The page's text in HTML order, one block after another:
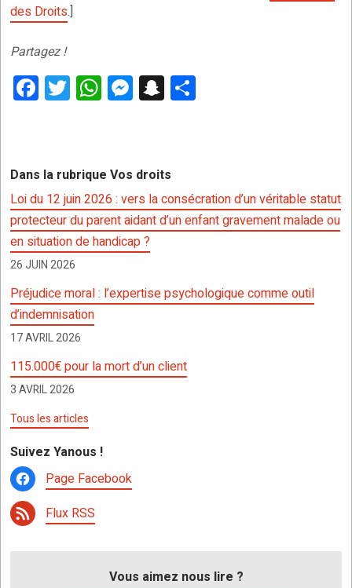
des Droits.]
Partagez !
F
a
b
o
o
k
T
wi
er
W
h
s
A
p
p
M
es
n
g
er
S
n
p
c
h
at
er
Dans la rubrique Vos droits
Loi du 12 juin 2026 : vers la consécration d’un véritable statut
protecteur du parent aidant d’un enfant gravement malade ou
en situation de handicap ?
26 JUIN 2026
Préjudice moral : l’expertise psychologique comme outil
d’indemnisation
17 AVRIL 2026
115.000€ pour la mort d’un client
3 AVRIL 2026
Tous les articles
Suivez Yanous !
Page Facebook
Flux RSS
Vous aimez nous lire ?